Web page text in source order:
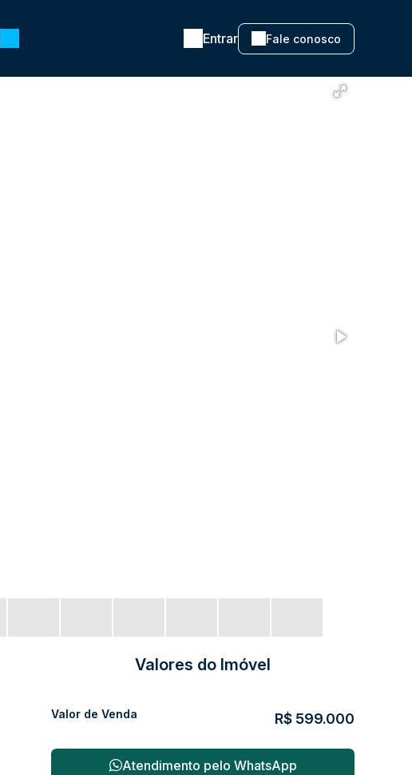
Fale conosco
Entrar
Valores do Imóvel
R$ 599.000
Valor de Venda
Atendimento pelo WhatsApp